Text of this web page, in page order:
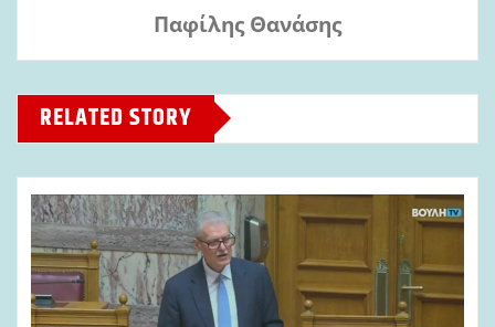
Παφίλης Θανάσης
RELATED STORY